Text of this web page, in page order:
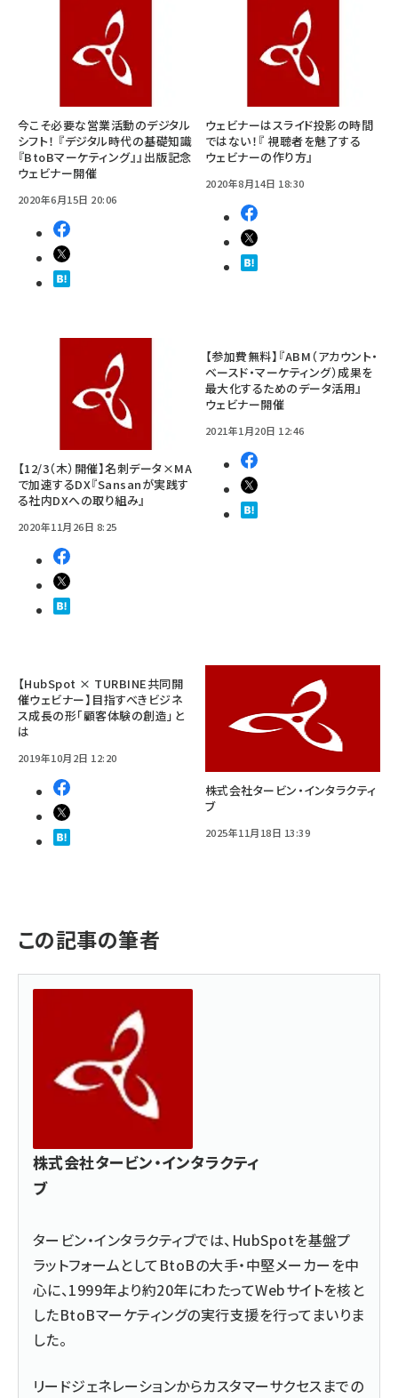
今こそ必要な営業活動のデジタル
シフト！ 『デジタル時代の基礎知識
『BtoBマーケティング』』出版記念
ウェビナー開催
2020年6月15日 20:06
ウェビナーはスライド投影の時間
ではない！『 視聴者を魅了する
ウェビナーの作り方』
2020年8月14日 18:30
【12/3（木）開催】名刺データ×MA
で加速するDX『Sansanが実践す
る社内DXへの取り組み』
2020年11月26日 8:25
【参加費無料】『ABM（アカウント・
ベースド・マーケティング）成果を
最大化するためのデータ活用』
ウェビナー開催
2021年1月20日 12:46
【HubSpot × TURBINE共同開
催ウェビナー】目指すべきビジネ
ス成長の形「顧客体験の創造」と
は
2019年10月2日 12:20
株式会社タービン・インタラクティ
ブ
2025年11月18日 13:39
この記事の筆者
株式会社タービン・インタラクティ
ブ
タービン・インタラクティブでは、HubSpotを基盤プ
ラットフォームとしてBtoBの大手・中堅メーカーを中
心に、1999年より約20年にわたってWebサイトを核と
したBtoBマーケティングの実行支援を行ってまいりま
した。
リードジェネレーションからカスタマーサクセスまでの